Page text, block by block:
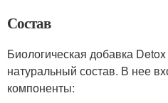
Состав
Биологическая добавка
натуральный состав. В нее
компоненты: